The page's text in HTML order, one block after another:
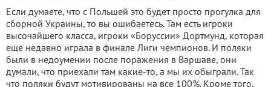
Если думаете, что с Польшей это будет просто прогулка для
сборной Украины, то вы ошибаетесь. Там есть игроки
высочайшего класса, игроки «Боруссии» Дортмунд, которая
еще недавно играла в финале Лиги чемпионов. И поляки
были в недоумении после поражения в Варшаве, они
думали, что приехали там какие-то, а мы их обыграли. Так
что поляки будут мотивированы на все 100%. Кроме того,